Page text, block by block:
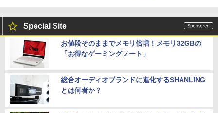
【ECサイト限定】JAPANNEXT 13.3イン
チ IPSパネル搭載 10点マルチタッチ対応
フルHD(1920×1080)解像度 モバイルモニ
搭載 フェルトケース同梱 【2年保証】 P
Cモニター 液晶モニター ジャパンネクス
ト
Special Site
お値段そのままでメモリ倍増！メモリ32GBの
「お得なゲーミングノート」
総合オーディオブランドに進化するSHANLING
とは何者か？